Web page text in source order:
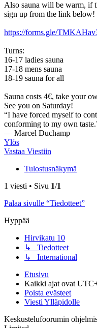
Also sauna will be warm, if
sign up from the link below!
https://forms.gle/
Turns:
16-17 ladies sauna
17-18 mens sauna
18-19 sauna for all
Sauna costs 4€, take your
See you on Saturday!
“I have forced myself to
conforming to my own
― Marcel Duchamp
Ylös
Vastaa Viestiin
Tulostusnäkymä
1 viesti • Sivu 1/1
Palaa sivulle “Tiedotteet”
Hyppää
Hirvikatu 10
↳ Tiedotteet
↳ International
Etusivu
Kaikki ajat ovat
Poista evästeet
Viesti Ylläpidolle
Keskustelufoorumin